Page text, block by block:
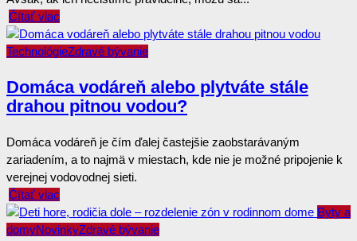
Čítať viac
TechnológieZdravé bývanie
Domáca vodáreň alebo plytváte stále
drahou pitnou vodou?
Domáca vodáreň je čím ďalej častejšie zaobstarávaným
zariadením, a to najmä v miestach, kde nie je možné pripojenie k
verejnej vodovodnej sieti.
Čítať viac
Byty a
domyNovinkyZdravé bývanie